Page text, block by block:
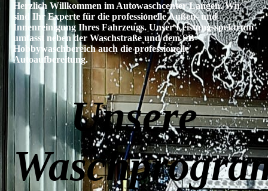
Herzlich Willkommen im Autowaschcenter Langen. Wir
sind Ihr Experte für die professionelle Außen- und
Innenreinigung Ihres Fahrzeugs. Unser Leistungsspektrum
umfasst neben der Waschstraße und dem SB-
Hobbywaschbereich auch die professionelle
Autoaufbereitung.
Unsere